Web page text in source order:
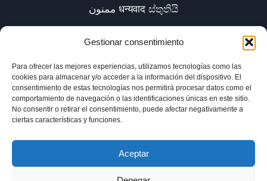
Gestionar consentimiento
Para ofrecer las mejores experiencias, utilizamos tecnologías como las
cookies para almacenar y/o acceder a la información del dispositivo. El
consentimiento de estas tecnologías nos permitirá procesar datos como el
comportamiento de navegación o las identificaciones únicas en este sitio.
No consentir o retirar el consentimiento, puede afectar negativamente a
ciertas características y funciones.
Aceptar
ممنون धन्यवाद ස්තුතියි
Inicio Biblioteca Parábolas TV
Comunidad
Esencia
Blog
Política de privacidad
Aviso legal
Política de cookies (UE)